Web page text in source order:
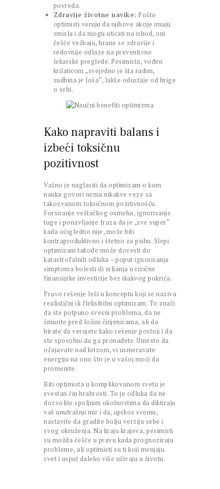
povreda.
Zdravije životne navike: Pošto
optimisti veruju da njihove akcije imaju
smisla i da mogu uticati na ishod, oni
češće vežbaju, hrane se zdravije i
redovnije odlaze na preventivne
lekarske preglede. Pesimista, vođen
krilaticom „svejedno je šta radim,
sudbina je loša“, lakše odustaje od brige
o sebi.
Kako napraviti balans i
izbeći toksičnu
pozitivnost
Važno je naglasiti da optimizam o kom
nauka govori nema nikakve veze sa
takozvanom toksičnom pozitivnošću.
Forsiranje veštačkog osmeha, ignorisanje
tuge i ponavljanje fraza da je „sve super“
kada očigledno nije, može biti
kontraproduktivno i štetno za psihu. Slepi
optimizam takođe može dovesti do
katastrofalnih odluka – poput ignorisanja
simptoma bolesti ili srljanja u rizične
finansijske investicije bez ikakvog pokrića.
Pravo rešenje leži u konceptu koji se naziva
realistični ili fleksibilni optimizam. To znači
da ste potpuno svesni problema, da ne
žmurite pred lošim činjenicama, ali da
birate da verujete kako rešenje postoji i da
ste sposobni da ga pronađete. Umesto da
očajavate nad krizom, vi usmeravate
energiju na ono što je u vašoj moći da
promenite.
Biti optimista u komplikovanom svetu je
svestan čin hrabrosti. To je odluka da ne
dozvolite spoljnim okolnostima da diktiraju
vaš unutrašnji mir i da, uprkos svemu,
nastavite da gradite bolju verziju sebe i
svog okruženja. Na kraju krajeva, pesimisti
su možda češće u pravu kada prognoziraju
probleme, ali optimisti su ti koji menjaju
svet i usput daleko više uživaju u životu.